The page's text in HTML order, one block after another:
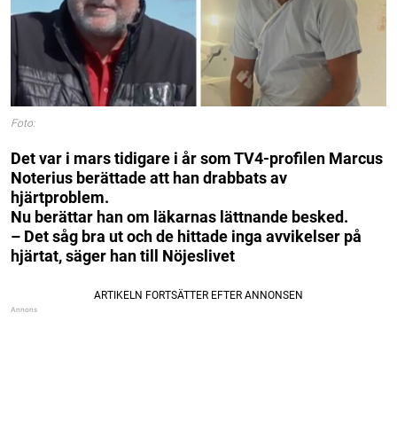
Foto:
Det var i mars tidigare i år som TV4-profilen Marcus
Noterius berättade att han drabbats av
hjärtproblem.
Nu berättar han om läkarnas lättnande besked.
– Det såg bra ut och de hittade inga avvikelser på
hjärtat, säger han till Nöjeslivet